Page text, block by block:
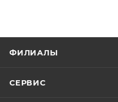
ФИЛИАЛЫ
СЕРВИС